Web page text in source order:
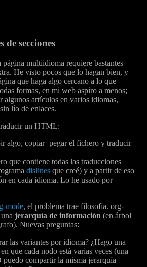
de secciones
multiidioma requiere bastantes
He visto pocos que lo hagan bien, y
que haga algo cercano a lo que
formas, en mi web aspiro a menos;
algunos artículos en varios idiomas,
lío de enlaces.
un HTML:
algo, copiar+pegar el fichero y traducir
que contiene todas las traducciones
dislinesque creé) y a partir de eso
en cada idioma. Lo he usado por
mode, el problema trae filosofía. org-
jerarquía de información (en árbol
Nuevas preguntas:
las variantes por idioma? ¿Hago una
que cada nodo está varias veces (una
puedo compartir la misma jerarquía